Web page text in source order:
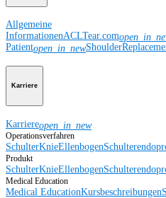
Allgemeine
InformationenACLTear.com
Patientopen_in_new
Karriere
Karriereopen_in_new
Operationsverfahren
SchulterKnieEllenbogen
Produkt
SchulterKnieEllenbogen
Medical Education
Medical EducationKursbeschreibungen